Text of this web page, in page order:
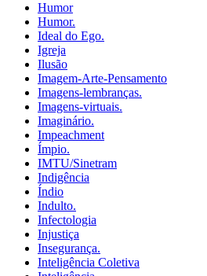
Humor
Humor.
Ideal do Ego.
Igreja
Ilusão
Imagem-Arte-Pensamento
Imagens-lembranças.
Imagens-virtuais.
Imaginário.
Impeachment
Ímpio.
IMTU/Sinetram
Indigência
Índio
Indulto.
Infectologia
Injustiça
Insegurança.
Inteligência Coletiva